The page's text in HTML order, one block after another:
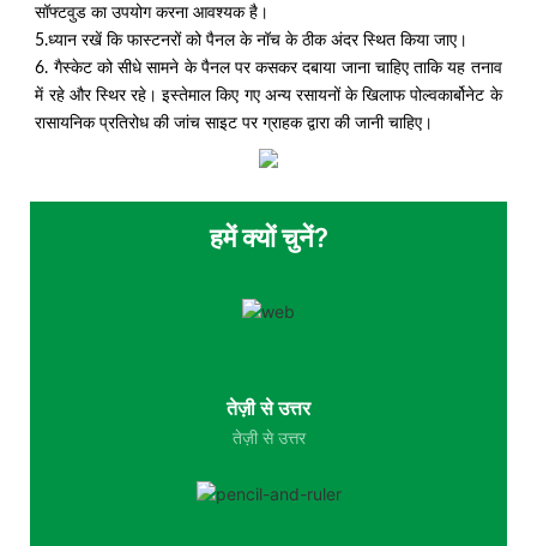
सॉफ्टवुड का उपयोग करना आवश्यक है।
5.ध्यान रखें कि फास्टनरों को पैनल के नॉच के ठीक अंदर स्थित किया जाए।
6. गैस्केट को सीधे सामने के पैनल पर कसकर दबाया जाना चाहिए ताकि यह तनाव
में रहे और स्थिर रहे। इस्तेमाल किए गए अन्य रसायनों के खिलाफ पोल्वकार्बोनेट के
रासायनिक प्रतिरोध की जांच साइट पर ग्राहक द्वारा की जानी चाहिए।
हमें क्यों चुनें?
तेज़ी से उत्तर
तेज़ी से उत्तर